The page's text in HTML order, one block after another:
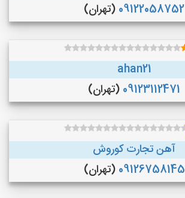
09122058752 (تهران)
ahan21
09123112471 (تهران)
آهن تجارت کوروش
09126758145 (تهران)